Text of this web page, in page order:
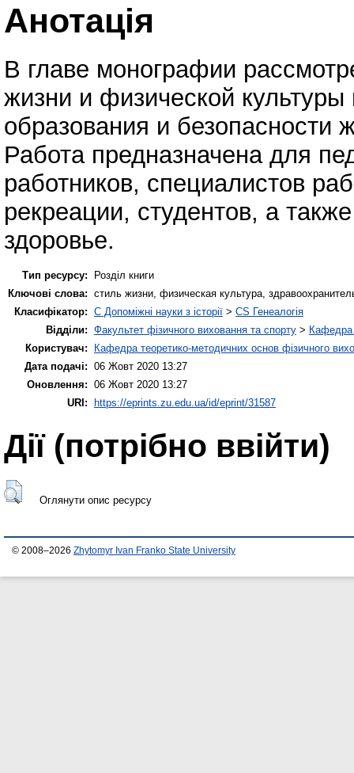
Анотація
В главе монографии
жизни и физической культуры
образования и безопасности
Работа предназначена для
работников, специалистов
рекреации, студентов, а
здоровье.
Тип ресурсу:
Розділ книги
Ключові слова: стиль жизни, физическая культура,
Класифікатор: C Допоміжні науки з історії > CS Генеалогія
Відділи: Факультет фізичного виховання та спорту > Кафедра
Користувач:
Кафедра теоретико-методичних основ фізичного
Дата подачі: 06 Жовт 2020 13:27
Оновлення: 06 Жовт 2020 13:27
URI: https://eprints.zu.edu.ua/id/eprint/31587
Дії ​​(потрібно ввійти)
Оглянути опис ресурсу
© 2008–2026 Zhytomyr Ivan Franko State University